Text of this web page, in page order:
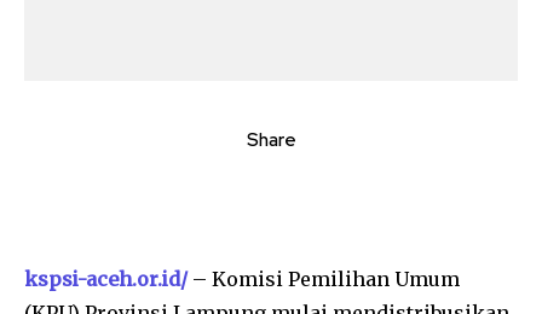
Share
kspsi-aceh.or.id/– Komisi Pemilihan Umum